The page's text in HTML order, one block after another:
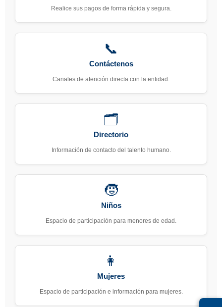
Realice sus pagos de forma rápida y segura.
📞
Contáctenos
Canales de atención directa con la entidad.
🗂️
Directorio
Información de contacto del talento humano.
🧒
Niños
Espacio de participación para menores de edad.
👩
Mujeres
Espacio de participación e información para mujeres.